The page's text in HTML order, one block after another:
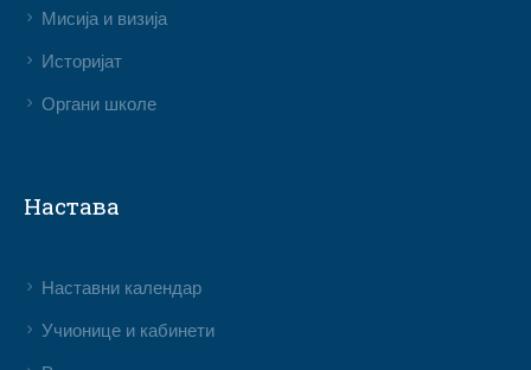
Мисија и визија
Историјат
Органи школе
Настава
Наставни календар
Учионице и кабинети